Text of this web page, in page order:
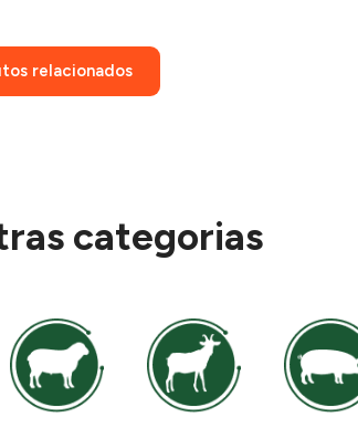
relacionados
categorias